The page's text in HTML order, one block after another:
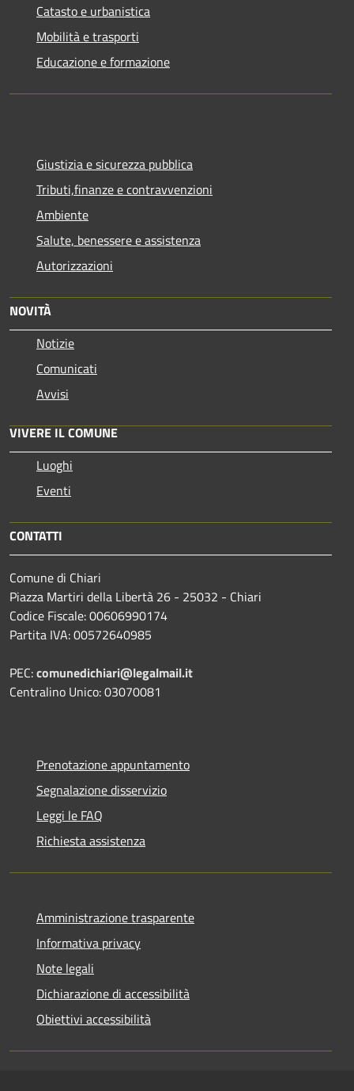
Catasto e urbanistica
Mobilità e trasporti
Educazione e formazione
Giustizia e sicurezza pubblica
Tributi,finanze e contravvenzioni
Ambiente
Salute, benessere e assistenza
Autorizzazioni
NOVITÀ
Notizie
Comunicati
Avvisi
VIVERE IL COMUNE
Luoghi
Eventi
CONTATTI
Comune di Chiari
Piazza Martiri della Libertà 26 - 25032 - Chiari
Codice Fiscale: 00606990174
Partita IVA: 00572640985
PEC:comunedichiari@legalmail.it
Centralino Unico: 03070081
Prenotazione appuntamento
Segnalazione disservizio
Leggi le FAQ
Richiesta assistenza
Amministrazione trasparente
Informativa privacy
Note legali
Dichiarazione di accessibilità
Obiettivi accessibilità